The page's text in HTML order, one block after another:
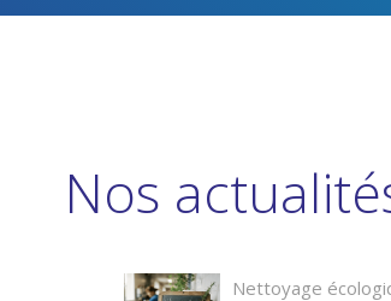
Nos
Nettoyage